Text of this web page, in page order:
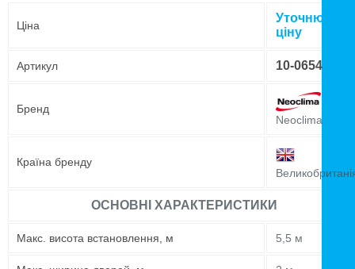
Ціна
Уточнюйте
ціну
Артикул 10-0654
Бренд
Neoclima
Країна бренду
ОСНОВНІ ХАРАКТЕРИСТИКИ
Maкс. висота встановлення, м 5,5 м